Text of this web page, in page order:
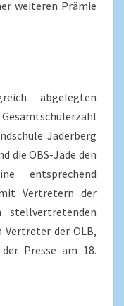
weiteren Prämie
abgelegten
Jaderberg
die OBS-Jade den
entsprechend
Vertretern der
der OLB,
Presse am 18.